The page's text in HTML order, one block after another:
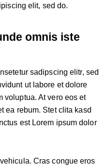
elit, sed do.
omnis iste
sadipscing elitr, sed
ut labore et dolore
voluptua. At vero eos et
ea rebum. Stet clita kasd
est Lorem ipsum dolor
Cras congue eros